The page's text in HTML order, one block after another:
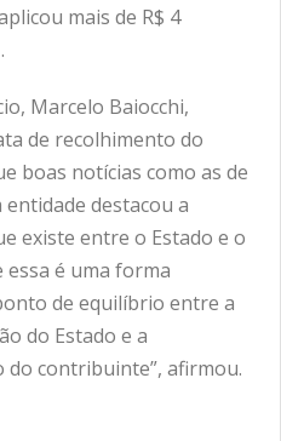
mais de R$ 4
Marcelo Baiocchi,
de recolhimento do
boas notícias como as de
destacou a
existe entre o Estado e o
essa é uma forma
de equilíbrio entre a
do Estado e a
do contribuinte”, afirmou.